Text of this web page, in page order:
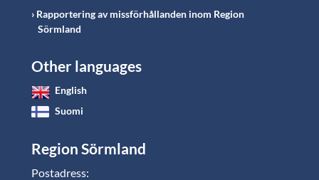
Rapportering av missförhållanden inom Region
Sörmland
Other languages
English
Suomi
Region Sörmland
Postadress: